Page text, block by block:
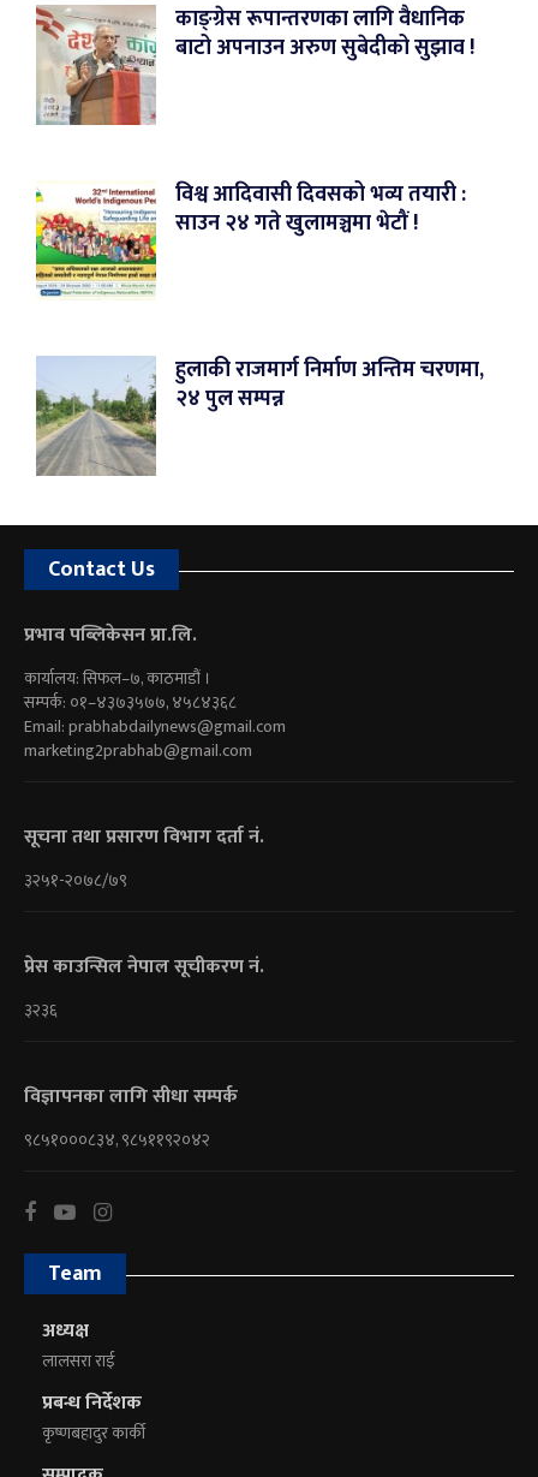
काङ्ग्रेस रूपान्तरणका लागि वैधानिक
बाटो अपनाउन अरुण सुबेदीको सुझाव !
विश्व आदिवासी दिवसको भव्य तयारी :
साउन २४ गते खुलामञ्चमा भेटौं !
हुलाकी राजमार्ग निर्माण अन्तिम चरणमा,
२४ पुल सम्पन्न
Contact Us
प्रभाव पब्लिकेसन प्रा.लि.
कार्यालय: सिफल–७, काठमाडौं ।
सम्पर्क: ०१–४३७३५७७, ४५८४३६८
Email:prabhabdailynews@gmail.com
marketing2prabhab@gmail.com
सूचना तथा प्रसारण विभाग दर्ता नं.
३२५१-२०७८/७९
प्रेस काउन्सिल नेपाल सूचीकरण नं.
३२३६
विज्ञापनका लागि सीधा सम्पर्क
९८५१०००८३४, ९८५११९२०४२
Team
अध्यक्ष
लालसरा राई
प्रबन्ध निर्देशक
कृष्णबहादुर कार्की